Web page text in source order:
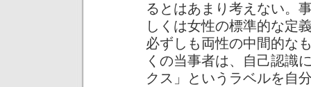
るとはあまり考えない。
しくは女性の標準的な定
必ずしも両性の中間的な
くの当事者は、自己認識
クス」というラベルを自